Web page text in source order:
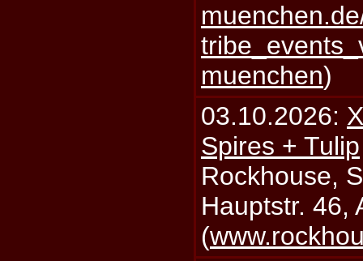
muenchen)
03.10.2026:
Spires + Tulip
Rockhouse,
Hauptstr. 46,
(